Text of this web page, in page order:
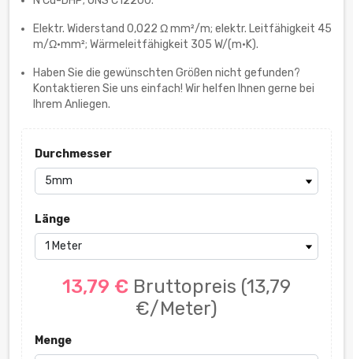
Elektr. Widerstand 0,022 Ω mm²/m; elektr. Leitfähigkeit 45
m/Ω•mm²; Wärmeleitfähigkeit 305 W/(m·K).
Haben Sie die gewünschten Größen nicht gefunden?
Kontaktieren Sie uns einfach! Wir helfen Ihnen gerne bei
Ihrem Anliegen.
Durchmesser
Länge
13,79 € Bruttopreis (13,79
€/Meter)
Menge